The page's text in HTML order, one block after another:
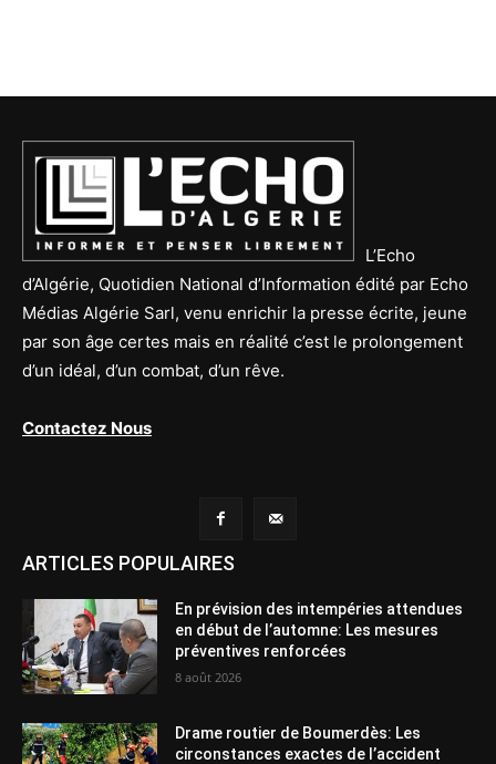
L’Echo
d’Algérie, Quotidien National d’Information édité par Echo
Médias Algérie Sarl, venu enrichir la presse écrite, jeune
par son âge certes mais en réalité c’est le prolongement
d’un idéal, d’un combat, d’un rêve.
Contactez Nous
ARTICLES POPULAIRES
En prévision des intempéries attendues
en début de l’automne: Les mesures
préventives renforcées
8 août 2026
Drame routier de Boumerdès: Les
circonstances exactes de l’accident